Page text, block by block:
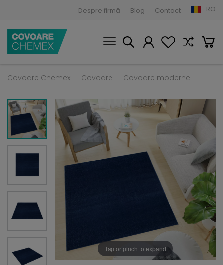
Despre firmă Blog Contact RO
Covoare Chemex Covoare Covoare moderne
Tap or pinch to expand